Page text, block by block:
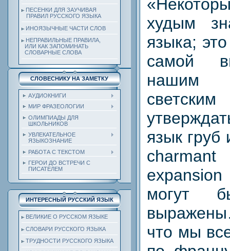
ПЕСЕНКИ ДЛЯ ЗАУЧИВАЯ
ПРАВИЛ РУССКОГО ЯЗЫКА
ИНОЯЗЫЧНЫЕ ЧАСТИ СЛОВ
НЕПРАВИЛЬНЫЕ ПРАВИЛА,
ИЛИ КАК ЗАПОМИНАТЬ
СЛОВАРНЫЕ СЛОВА
СЛОВЕСНИКУ НА ЗАМЕТКУ
АУДИОКНИГИ
МИР ФРАЗЕОЛОГИИ
ОЛИМПИАДЫ ДЛЯ
ШКОЛЬНИКОВ
УВЛЕКАТЕЛЬНОЕ
ЯЗЫКОЗНАНИЕ
РАБОТА С ТЕКСТОМ
ГЕРОИ ДО ВСТРЕЧИ С
ПИСАТЕЛЕМ
ИНТЕРЕСНЫЙ РУССКИЙ ЯЗЫК
ВЕЛИКИЕ О РУССКОМ ЯЗЫКЕ
СЛОВАРИ РУССКОГО ЯЗЫКА
ТРУДНОСТИ РУССКОГО ЯЗЫКА
худым
языка;
самой
язык груб
могут
что мы